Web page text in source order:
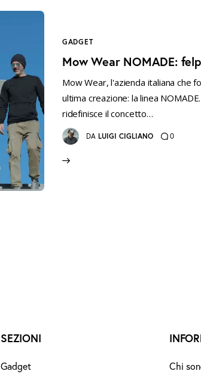
GADGET
Mow Wear NOMADE:
Mow Wear, l'azienda italiana che
ultima creazione: la linea
ridefinisce il concetto…
DA LUIGI CIGLIANO 0
SEZIONI
Gadget Chi